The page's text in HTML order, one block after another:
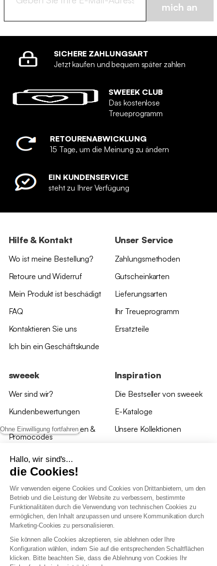
Ohne Einwilligung fortfahren
Hallo, wir sind's...
die Cookies!
Wir verwenden eigene Cookies und Cookies von Drittanbietern, um den
Betrieb und die Leistung der Website zu verbessern, bestimmte
Funktionalitäten durch die Verwendung von technischen Cookies zu
ermöglichen, den Inhalt anzupassen und unsere Kommunikation durch
Marketing-Cookies zu personalisieren.
Sie können alle Cookies akzeptieren, sie ablehnen oder Ihre
Konfiguration wählen, indem Sie auf die entsprechenden Schaltflächen
klicken. Bitte beachten Sie, dass die Ablehnung von Cookies Ihr
mich an
SICHERE ZAHLUNGSART
Jetzt kaufen und bequem später zahlen
SWEEEK CLUB
Das kostenlose
Treueprogramm
RETOURENABWICKLUNG
15 Tage, um die Meinung zu ändern
EIN KUNDENSERVICE
steht zu Ihrer Verfügung
Hilfe & Kontakt
Wo ist meine Bestellung?
Retoure und Widerruf
Mein Produkt ist beschädigt
FAQ
Kontaktieren Sie uns
Ich bin ein Geschäftskunde
Unser Service
Zahlungsmethoden
Gutscheinkarten
Lieferungsarten
Ihr Treueprogramm
Ersatzteile
sweeek
Wer sind wir?
Kundenbewertungen
*Angebotsbedingungen &
Promocodes
Bewertungen von sweeek
Unsere Geschäfte
Inspiration
Die Bestseller von sweeek
E-Kataloge
Unsere Kollektionen
AGB Treueprogramm
Datenschutzrichtlinien
Allgemeine Geschäftsbedingungen für Geschäftskunden